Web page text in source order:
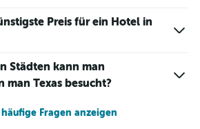
Preis für ein Hotel in
Städten kann man
man Texas besucht?
Fragen anzeigen